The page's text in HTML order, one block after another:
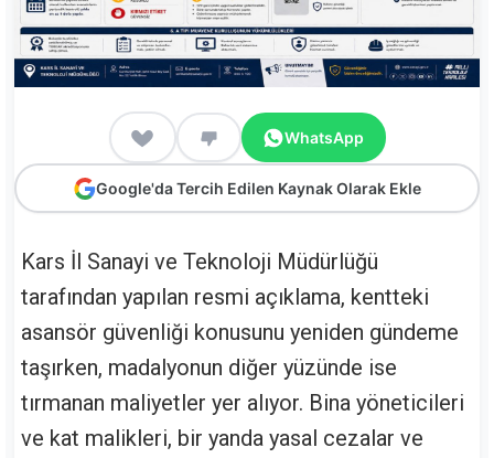
WhatsApp
Google'da Tercih Edilen Kaynak Olarak Ekle
Kars İl Sanayi ve Teknoloji Müdürlüğü
tarafından yapılan resmi açıklama, kentteki
asansör güvenliği konusunu yeniden gündeme
taşırken, madalyonun diğer yüzünde ise
tırmanan maliyetler yer alıyor. Bina yöneticileri
ve kat malikleri, bir yanda yasal cezalar ve